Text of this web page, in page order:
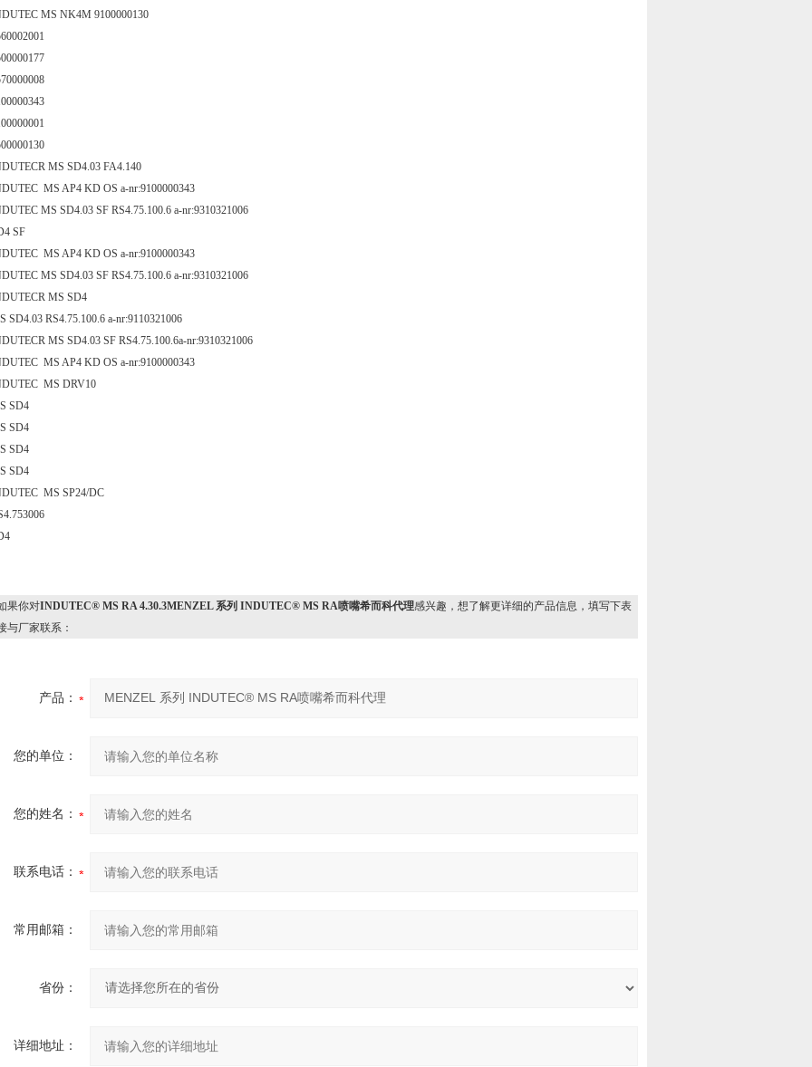
MS NK4M 9100000130
MS SD4.03 FA4.140
MS AP4 KD OS a-nr:9100000343
MS SD4.03 SF RS4.75.100.6 a-nr:9310321006
SF
MS AP4 KD OS a-nr:9100000343
MS SD4.03 SF RS4.75.100.6 a-nr:9310321006
MS SD4
SD4.03 RS4.75.100.6 a-nr:9110321006
MS SD4.03 SF RS4.75.100.6a-nr:9310321006
MS AP4 KD OS a-nr:9100000343
MS DRV10
SD4
SD4
SD4
SD4
MS SP24/DC
你对INDUTEC® MS RA 4.30.3MENZEL 系列 INDUTEC® MS RA喷嘴希而科代理感兴趣，想了解更详细的产品信息，填写下表
与厂家联系：
产品：
您的单位：
您的姓名：
联系电话：
常用邮箱：
省份：
详细地址：